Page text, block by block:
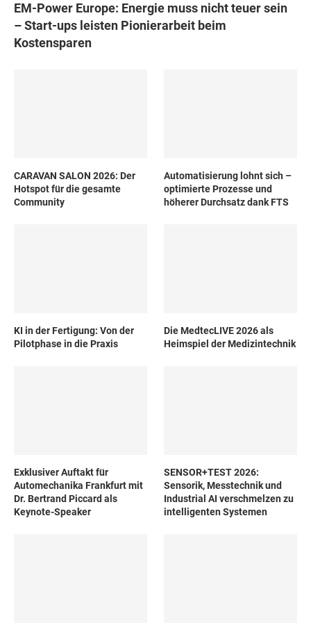
EM-Power Europe: Energie muss nicht teuer sein
– Start-ups leisten Pionierarbeit beim
Kostensparen
CARAVAN SALON 2026: Der
Hotspot für die gesamte
Community
Automatisierung lohnt sich –
optimierte Prozesse und
höherer Durchsatz dank FTS
KI in der Fertigung: Von der
Pilotphase in die Praxis
Die MedtecLIVE 2026 als
Heimspiel der Medizintechnik
Exklusiver Auftakt für
Automechanika Frankfurt mit
Dr. Bertrand Piccard als
Keynote-Speaker
SENSOR+TEST 2026:
Sensorik, Messtechnik und
Industrial AI verschmelzen zu
intelligenten Systemen